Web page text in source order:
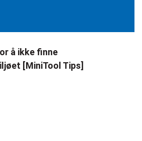
å ikke finne
[MiniTool Tips]